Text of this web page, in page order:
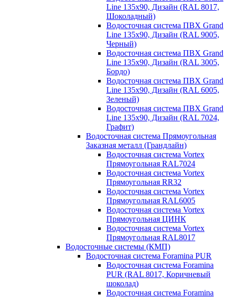
Line 135х90, Дизайн (RAL 8017,
Шоколадный)
Водосточная система ПВХ Grand
Line 135х90, Дизайн (RAL 9005,
Черный)
Водосточная система ПВХ Grand
Line 135х90, Дизайн (RAL 3005,
Бордо)
Водосточная система ПВХ Grand
Line 135х90, Дизайн (RAL 6005,
Зеленый)
Водосточная система ПВХ Grand
Line 135х90, Дизайн (RAL 7024,
Графит)
Водосточная система Прямоугольная
Заказная металл (Грандлайн)
Водосточная система Vortex
Прямоугольная RAL7024
Водосточная система Vortex
Прямоугольная RR32
Водосточная система Vortex
Прямоугольная RAL6005
Водосточная система Vortex
Прямоугольная ЦИНК
Водосточная система Vortex
Прямоугольная RAL8017
Водосточные системы (КМП)
Водосточная система Foramina PUR
Водосточная система Foramina
PUR (RAL 8017, Коричневый
шоколад)
Водосточная система Foramina